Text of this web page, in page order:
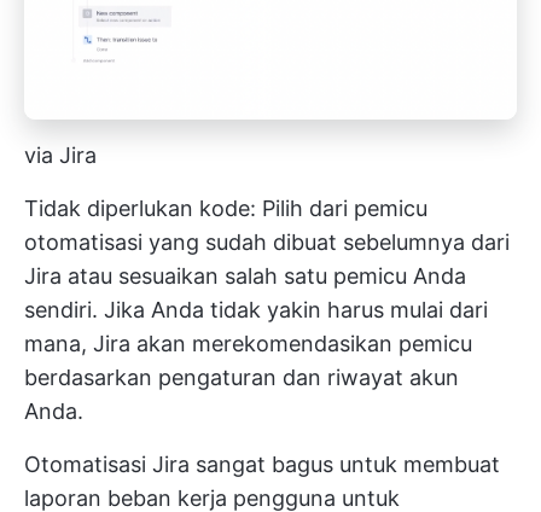
via Jira
Tidak diperlukan kode: Pilih dari pemicu
otomatisasi yang sudah dibuat sebelumnya dari
Jira atau sesuaikan salah satu pemicu Anda
sendiri. Jika Anda tidak yakin harus mulai dari
mana, Jira akan merekomendasikan pemicu
berdasarkan pengaturan dan riwayat akun
Anda.
Otomatisasi Jira sangat bagus untuk membuat
laporan beban kerja pengguna untuk